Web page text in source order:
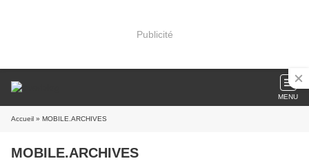
Publicité
MENU
Accueil » MOBILE.ARCHIVES
MOBILE.ARCHIVES